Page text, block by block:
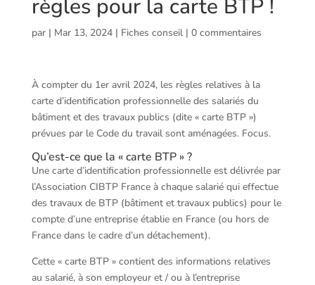
règles pour la carte BTP !
par | Mar 13, 2024| Fiches conseil| 0 commentaires
À compter du 1er avril 2024, les règles relatives à la
carte d’identification professionnelle des salariés du
bâtiment et des travaux publics (dite « carte BTP »)
prévues par le Code du travail sont aménagées. Focus.
Qu’est-ce que la « carte BTP » ?
Une carte d’identification professionnelle est délivrée par
l’Association CIBTP France à chaque salarié qui effectue
des travaux de BTP (bâtiment et travaux publics) pour le
compte d’une entreprise établie en France (ou hors de
France dans le cadre d’un détachement).
Cette « carte BTP » contient des informations relatives
au salarié, à son employeur et / ou à l’entreprise